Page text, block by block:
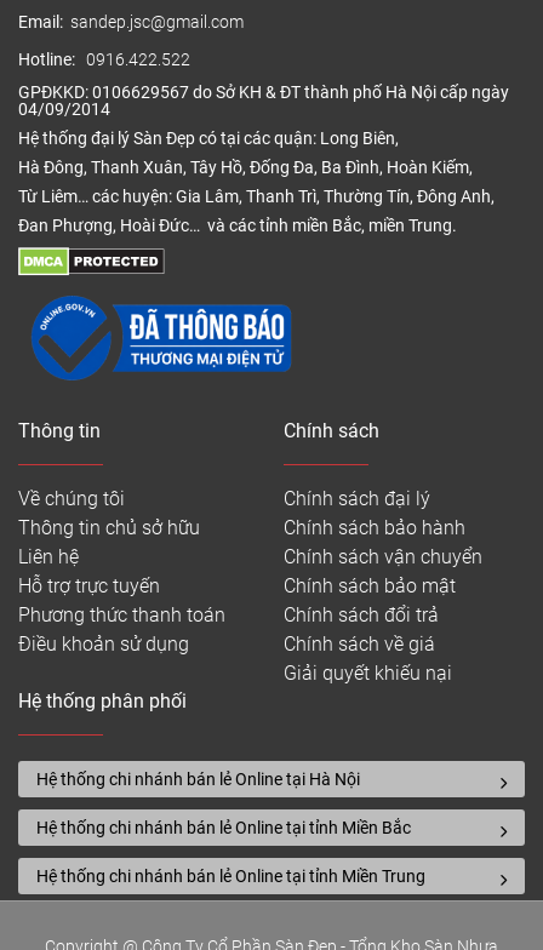
Email: sandep.jsc@gmail.com
Hotline: 0916.422.522
GPĐKKD: 0106629567 do Sở KH & ĐT thành phố Hà Nội cấp ngày
04/09/2014
Hệ thống đại lý Sàn Đẹp có tại các quận: Long Biên,
Hà Đông, Thanh Xuân, Tây Hồ, Đống Đa, Ba Đình, Hoàn Kiếm,
Từ Liêm… các huyện: Gia Lâm, Thanh Trì, Thường Tín, Đông Anh,
Đan Phượng, Hoài Đức… và các tỉnh miền Bắc, miền Trung.
Thông tin
Về chúng tôi
Thông tin chủ sở hữu
Liên hệ
Hỗ trợ trực tuyến
Phương thức thanh toán
Điều khoản sử dụng
Chính sách
Chính sách đại lý
Chính sách bảo hành
Chính sách vận chuyển
Chính sách bảo mật
Chính sách đổi trả
Chính sách về giá
Giải quyết khiếu nại
Hệ thống phân phối
Hệ thống chi nhánh bán lẻ Online tại Hà Nội
Hệ thống chi nhánh bán lẻ Online tại tỉnh Miền Bắc
Hệ thống chi nhánh bán lẻ Online tại tỉnh Miền Trung